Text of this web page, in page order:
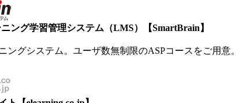
ング学習管理システム（LMS）【SmartBrain】
ングシステム。ユーザ数無制限のASPコースをご用意。